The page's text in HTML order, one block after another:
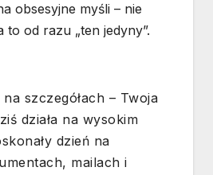
obsesyjne myśli – nie
to od razu „ten jedyny”.
szczegółach – Twoja
działa na wysokim
dzień na
mailach i